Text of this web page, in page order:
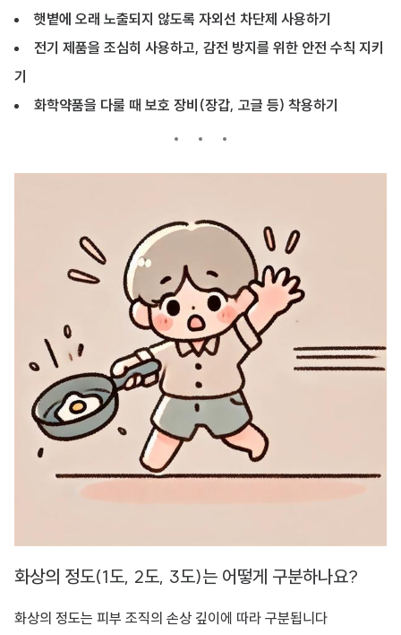
햇볕에 오래 노출되지 않도록 자외선 차단제 사용하기
전기 제품을 조심히 사용하고, 감전 방지를 위한 안전 수칙 지키
기
화학약품을 다룰 때 보호 장비(장갑, 고글 등) 착용하기
화상의 정도(1도, 2도, 3도)는 어떻게 구분하나요?
화상의 정도는 피부 조직의 손상 깊이에 따라 구분됩니다